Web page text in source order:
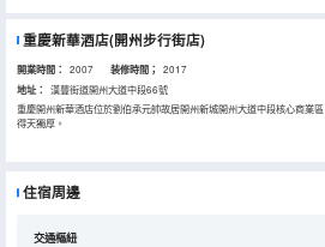
重慶新華酒店(開州步行街店)
開業時間： 2007 装修時間； 2017
地址：
漢豐街道開州大道中段66號
重慶開州新華酒店位於劉伯承元帥故居開州新城開州大道中段核心商業
得天獨厚。
酒店是重慶新華書店集團投資興建的一家集商務、會議、旅遊、休閒為
房、各類舒適寬敞獨具特色的標準房等客房共百餘間（套），房內均配
專業的服務隊伍。另外，酒店還提供特色的自助餐、商務中心等配套設
住宿周邊
交通樞紐